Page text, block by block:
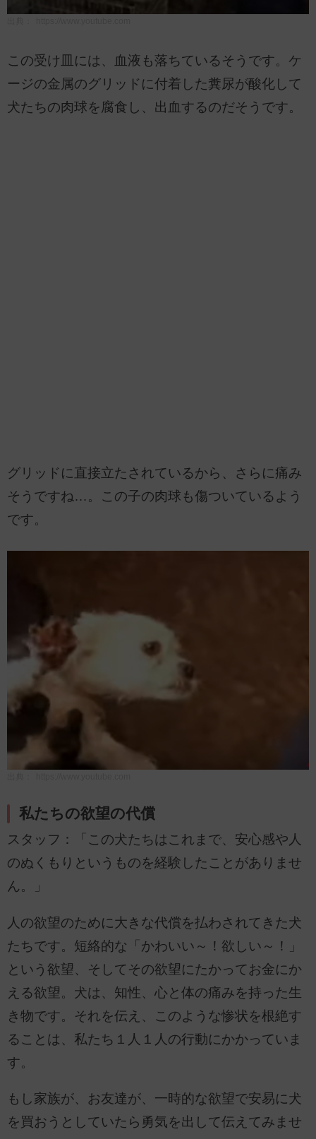
この受け皿には、血液も落ちているそうです。ケ
ージの金属のグリッドに付着した糞尿が酸化して
犬たちの肉球を腐食し、出血するのだそうです。
グリッドに直接立たされているから、さらに痛み
そうですね…。この子の肉球も傷ついているよう
です。
私たちの欲望の代償
スタッフ：「この犬たちはこれまで、安心感や人
のぬくもりというものを経験したことがありませ
ん。」
人の欲望のために大きな代償を払わされてきた犬
たちです。短絡的な「かわいい～！欲しい～！」
という欲望、そしてその欲望にたかってお金にか
える欲望。犬は、知性、心と体の痛みを持った生
き物です。それを伝え、このような惨状を根絶す
ることは、私たち１人１人の行動にかかっていま
す。
もし家族が、お友達が、一時的な欲望で安易に犬
を買おうとしていたら勇気を出して伝えてみませ